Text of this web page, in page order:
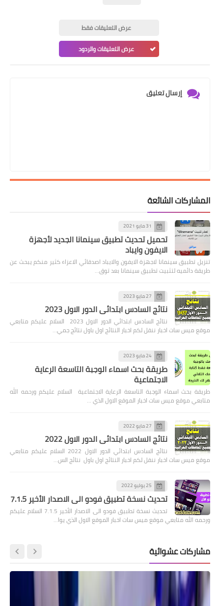
عرض التعليقات فقط
عرض التعليقات والردود
إرسال تعليق
المشاركات الشائعة
31 مايو 2021
تحميل تحديث تطبيق سينمانا الجديد لأجهزة
الايفون وايباد
تنزيل تطبيق سينمانا لاجهزة الايفون والايباد اصدقائي الاعزاء كثير منكم يبحث عن
طريقة دائميه لتثبيت تطبيق سينمانا بعد توق…
27 مايو 2023
نتائج السادس ابتدائي الدور الاول 2023
نتائج السادس ابتدائي الدور الاول 2023 السلام عليكم متابعي
موقع ميس سات اخبار ننقل لكم اخبار النتائج اول باول نتائج جمي…
24 مايو 2023
طريقة بحث اسماء الوجبة التاسعة الرعاية
الاجتماعية
طريقة بحث اسماء الوجبة التاسعة الرعاية الاجتماعية السلام عليكم ورحمه الله
متابعي موقع ميس سات اخبار الموقع الاول الذي …
27 مايو 2022
نتائج السادس ابتدائي الدور الاول 2022
نتائج السادس ابتدائي الدور الاول 2022 السلام عليكم متابعي
موقع ميس سات اخبار ننقل لكم اخبار النتائج اول باول نتائج الس…
25 يوليو 2022
تحديث نسخة تطبيق فودو الى الاصدار الأخير 7.1.5
تحديث نسخة تطبيق فودو الى الاصدار الأخير 7.1.5 السلام عليكم
ورحمه الله متابعي موقع ميس سات اخبار الموقع الاول الذي يوا…
مشاركات عشوائية